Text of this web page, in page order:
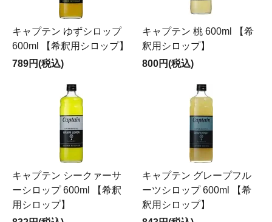
キャプテン ゆずシロップ
600ml 【希釈用シロップ】
789円(税込)
キャプテン 桃 600ml 【希
釈用シロップ】
800円(税込)
キャプテン シークァーサ
ーシロップ 600ml 【希釈
用シロップ】
キャプテン グレープフル
ーツシロップ 600ml 【希
釈用シロップ】